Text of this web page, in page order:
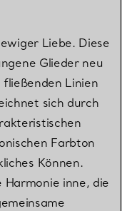
Liebe. Diese
Glieder neu
Linien
sich durch
Farbton
Können.
inne, die